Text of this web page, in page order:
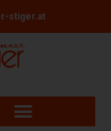
stiger.at